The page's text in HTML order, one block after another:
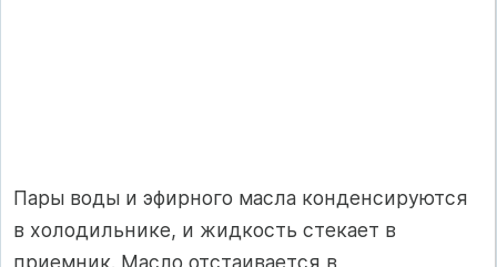
Пары воды и эфирного масла конденсируются
в холодильнике, и жидкость стекает в
приемник. Масло отстаивается в